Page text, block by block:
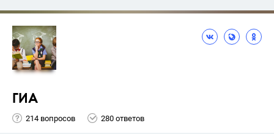
ГИА
214 вопросов 280 ответов